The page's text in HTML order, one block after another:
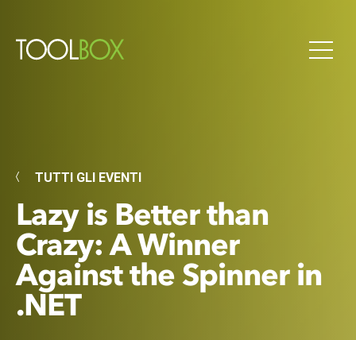
TUTTI GLI EVENTI
Lazy is Better than
Crazy: A Winner
Against the Spinner in
.NET